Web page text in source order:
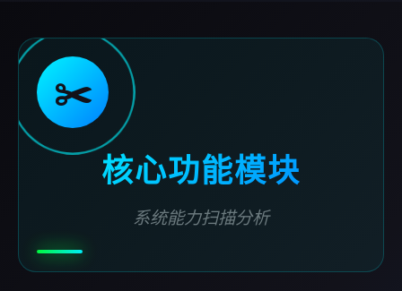
✂️
核心功能模块
系统能力扫描分析